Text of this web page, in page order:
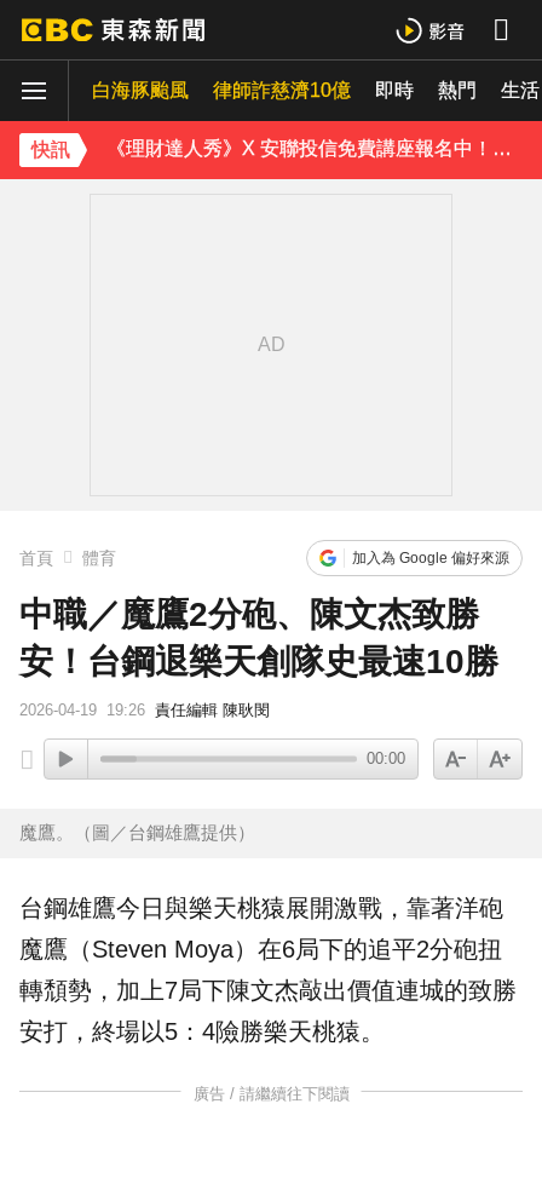
白海豚颱風 律師詐慈濟10億 即時 熱門 生活
快訊
下載東森App，隨時掌握天下大小事！
《理財達人秀》X 安聯投信免費講座報名中！搶先卡位 2027
首頁 體育 加入為 Google 偏好來源
中職／魔鷹2分砲、陳文杰致勝
安！台鋼退樂天創隊史最速10勝
2026-04-19 19:26 責任編輯 陳耿閔
00:00
魔鷹。（圖／台鋼雄鷹提供）
台鋼雄鷹今日與樂天桃猿展開激戰，靠著洋砲
魔鷹 （Steven Moya）在6局下的追平2分砲扭
轉頹勢，加上7局下陳文杰敲出價值連城的致勝
安打，終場以5：4險勝樂天桃猿。
廣告 / 請繼續往下閱讀